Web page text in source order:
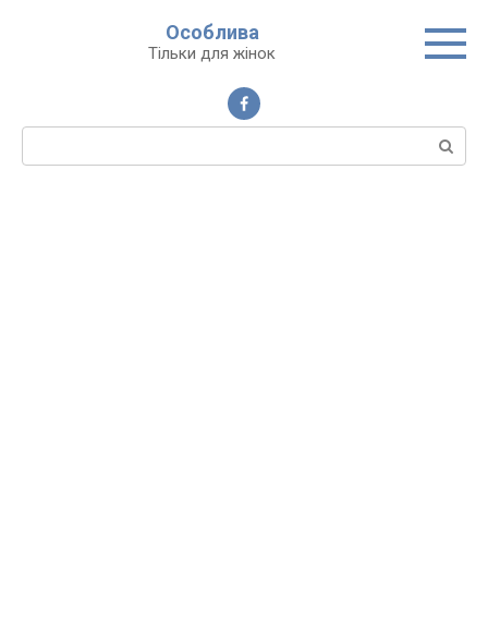
Особлива
Тільки для жінок
Пошук: